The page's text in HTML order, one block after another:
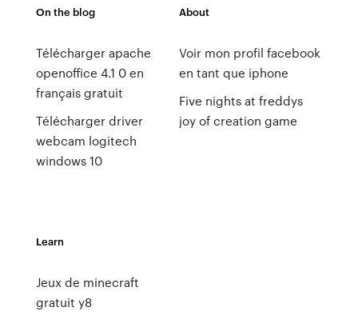
On the blog
Télécharger apache
openoffice 4.1 0 en
français gratuit
Télécharger driver
webcam logitech
windows 10
About
Voir mon profil facebook
en tant que iphone
Five nights at freddys
joy of creation game
Learn
Jeux de minecraft
gratuit y8